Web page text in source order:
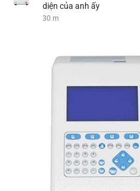
diện của anh ấy
30 m